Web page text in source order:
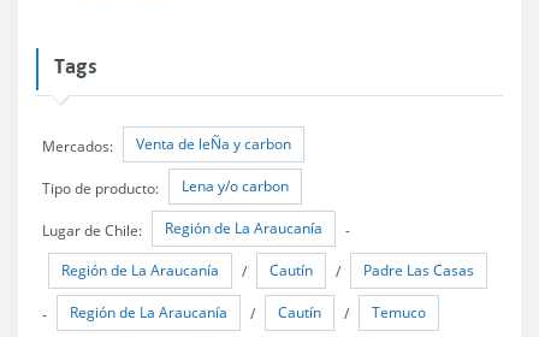
Tags
Mercados: Venta de leÑa y carbon
Tipo de producto: Lena y/o carbon
Lugar de Chile: Región de La Araucanía -
Región de La Araucanía / Cautín / Padre Las Casas
- Región de La Araucanía / Cautín / Temuco